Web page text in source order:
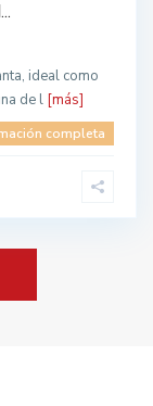
ideal como
de l [más]
completa